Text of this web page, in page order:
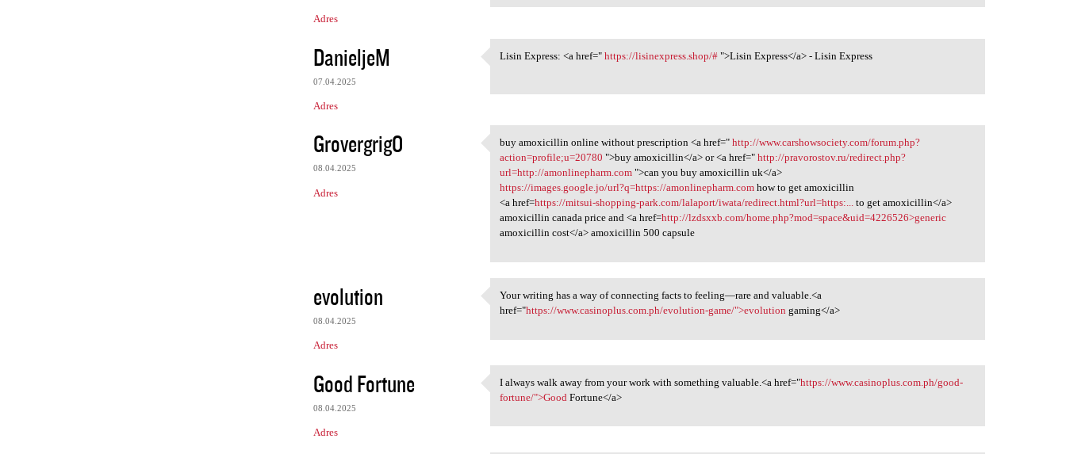
Adres
DanieljeM
07.04.2025
Adres
Lisin Express: <a href="
Lisin Express: <a href="https://lisinexpress.shop/# ">Lisin Express</a> - Lisin Express
GrovergrigO
08.04.2025
Adres
buy amoxicillin online
buy amoxicillin online without prescription <a href="http://www.carshowsociety.com/forum.php?
action=profile;u=20780 ">buy amoxicillin</a> or <a href="http://pravorostov.ru/redirect.php?
url=http://amonlinepharm.com ">can you buy amoxicillin uk</a>
https://images.google.jo/url?q=https://amonlinepharm.com how to get amoxicillin
<a href=https://mitsui-shopping-park.com/lalaport/iwata/redirect.html?url=https:... to get amoxicillin</a>
amoxicillin canada price and <a href=http://lzdsxxb.com/home.php?mod=space&uid=4226526>generic
amoxicillin cost</a> amoxicillin 500 capsule
evolution
08.04.2025
Adres
Your writing has a way of
Your writing has a way of connecting facts to feeling—rare and valuable.<a
href="https://www.casinoplus.com.ph/evolution-game/">evolution gaming</a>
Good Fortune
08.04.2025
Adres
I always walk away from your
I always walk away from your work with something valuable.<a href="https://www.casinoplus.com.ph/good-
fortune/">Good Fortune</a>